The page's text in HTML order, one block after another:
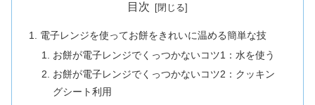
目次
電子レンジを使ってお餅をきれいに温める簡単な技
お餅が電子レンジでくっつかないコツ1：水を使う
お餅が電子レンジでくっつかないコツ2：クッキン
グシート利用